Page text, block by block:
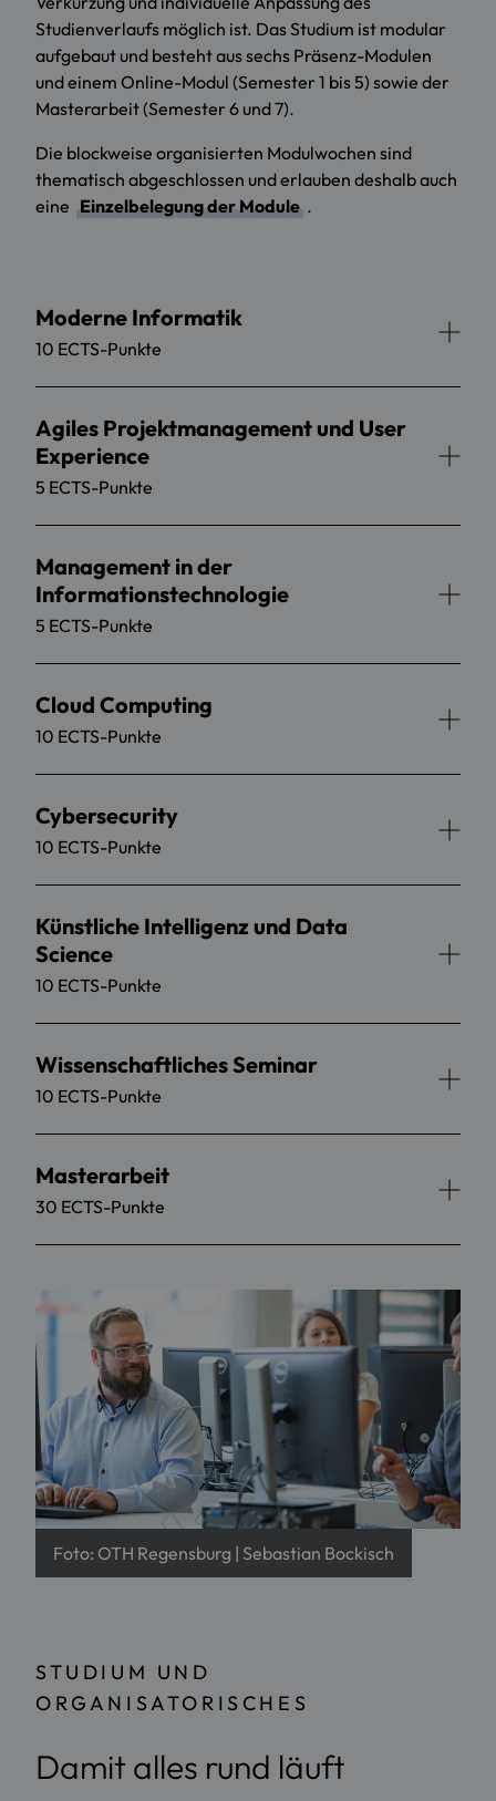
Studienverlaufs möglich ist. Das Studium ist modular
aufgebaut und besteht aus sechs Präsenz-Modulen
und einem Online-Modul (Semester 1 bis 5) sowie der
Masterarbeit (Semester 6 und 7).
Die blockweise organisierten Modulwochen sind
thematisch abgeschlossen und erlauben deshalb auch
eine Einzelbelegung der Module .
Moderne Informatik
10 ECTS-Punkte
Agiles Projektmanagement und User
Experience
5 ECTS-Punkte
Management in der
Informationstechnologie
5 ECTS-Punkte
Cloud Computing
10 ECTS-Punkte
Cybersecurity
10 ECTS-Punkte
Künstliche Intelligenz und Data
Science
10 ECTS-Punkte
Wissenschaftliches Seminar
10 ECTS-Punkte
Masterarbeit
30 ECTS-Punkte
Foto: OTH Regensburg | Sebastian Bockisch
STUDIUM UND
ORGANISATORISCHES
Damit alles rund läuft